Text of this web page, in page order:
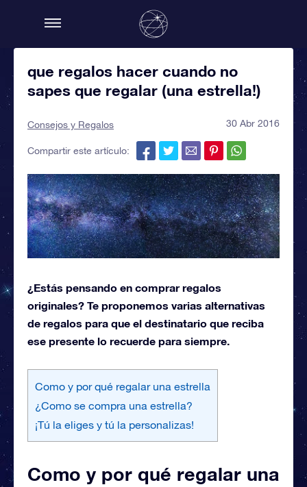
que regalos hacer cuando no
sapes que regalar (una estrella!)
Consejos y Regalos 30 Abr 2016
Compartir este artículo:
¿Estás pensando en comprar regalos
originales? Te proponemos varias alternativas
de regalos para que el destinatario que reciba
ese presente lo recuerde para siempre.
Como y por qué regalar una estrella
¿Como se compra una estrella?
¡Tú la eliges y tú la personalizas!
Como y por qué regalar una